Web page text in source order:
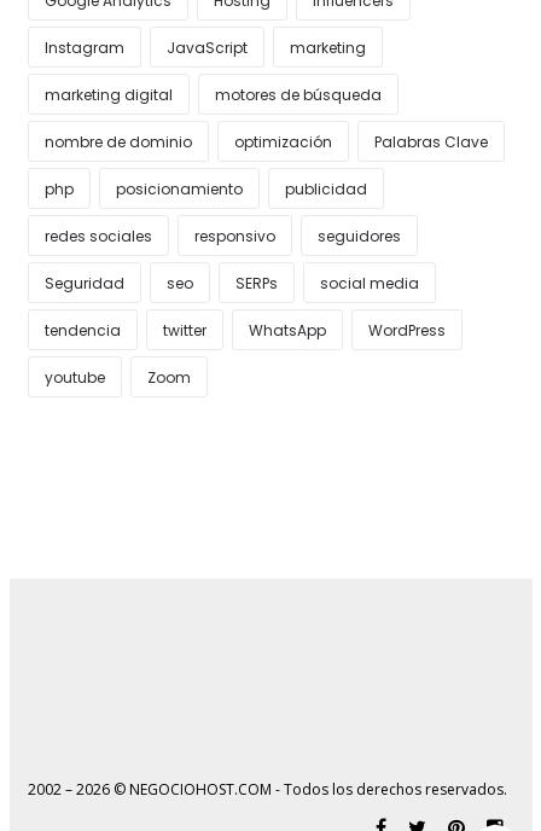
Instagram JavaScript marketing
marketing digital motores de búsqueda
nombre de dominio optimización Palabras Clave
php posicionamiento publicidad
redes sociales responsivo seguidores
Seguridad seo SERPs social media
tendencia twitter WhatsApp WordPress
youtube Zoom
2002 – 2026 © NEGOCIOHOST.COM - Todos los derechos reservados.